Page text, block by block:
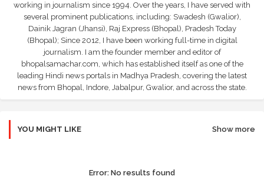
working in journalism since 1994. Over the years, I have served with
several prominent publications, including: Swadesh (Gwalior),
Dainik Jagran (Jhansi), Raj Express (Bhopal), Pradesh Today
(Bhopal); Since 2012, I have been working full-time in digital
journalism. I am the founder member and editor of
bhopalsamachar.com, which has established itself as one of the
leading Hindi news portals in Madhya Pradesh, covering the latest
news from Bhopal, Indore, Jabalpur, Gwalior, and across the state.
YOU MIGHT LIKE Show more
Error: No results found